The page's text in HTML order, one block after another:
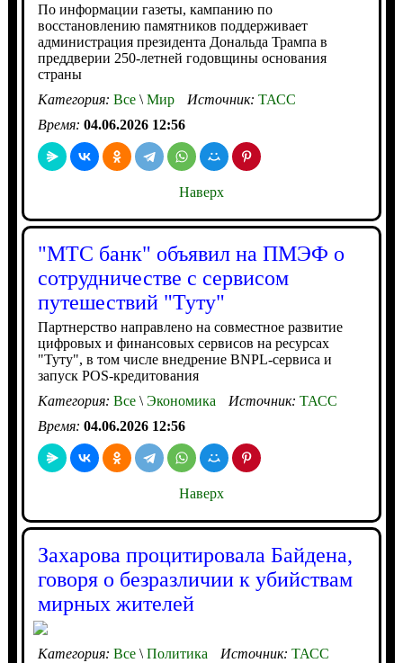
По информации газеты, кампанию по
восстановлению памятников поддерживает
администрация президента Дональда Трампа в
преддверии 250-летней годовщины основания
страны
Категория: Все\Мир Источник: ТАСС
Время: 04.06.2026 12:56
Наверх
"МТС банк" объявил на ПМЭФ о
сотрудничестве с сервисом
путешествий "Туту"
Партнерство направлено на совместное развитие
цифровых и финансовых сервисов на ресурсах
"Туту", в том числе внедрение BNPL-сервиса и
запуск POS-кредитования
Категория: Все\Экономика Источник: ТАСС
Время: 04.06.2026 12:56
Наверх
Захарова процитировала Байдена,
говоря о безразличии к убийствам
мирных жителей
Категория: Все\Политика Источник: ТАСС